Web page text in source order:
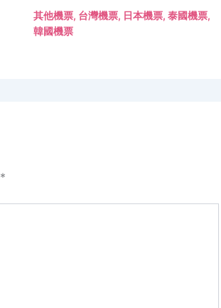
其他機票, 台灣機票, 日本機票, 泰國機票,
韓國機票
*